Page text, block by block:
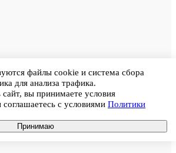
D10xH20 см, К
коробке (в коробке 56 шт.)
файлы cookie и система сбора
для анализа трафика.
вы принимаете условия
с условиями Политики
Принимаю